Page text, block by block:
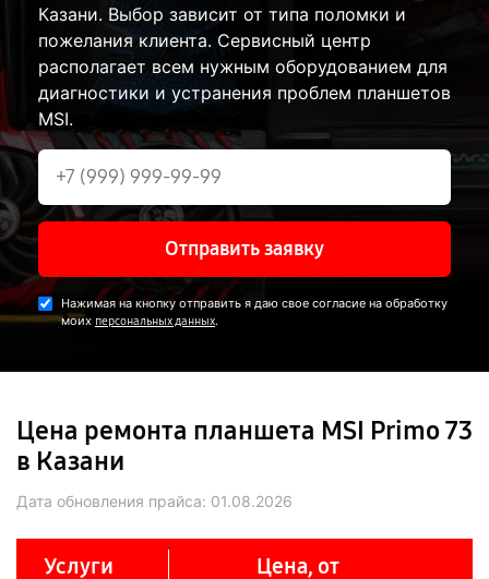
Казани. Выбор зависит от типа поломки и
пожелания клиента. Сервисный центр
располагает всем нужным оборудованием для
диагностики и устранения проблем планшетов
MSI.
Отправить заявку
Нажимая на кнопку отправить я даю свое согласие на обработку
моих персональных данных.
Цена ремонта планшета MSI Primo 73
в Казани
Дата обновления прайса: 01.08.2026
Услуги Цена, от